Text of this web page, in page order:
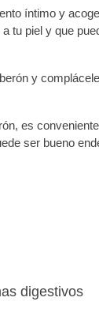
íntimo y
tu piel y que
y
es
ser bueno
digestivos